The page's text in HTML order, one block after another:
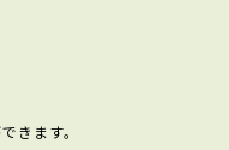
きます。